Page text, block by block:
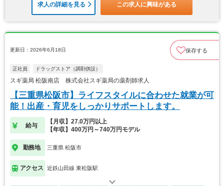
求人の詳細を見る この求人に興味がある
更新日：2026年6月18日 保存する
正社員 ドラッグストア（調剤併設）
スギ薬局 松阪南店 株式会社スギ薬局の薬剤師求人
【三重県松阪市】ライフスタイルに合わせた就業が可
能！出産・育児をしっかりサポートします。
給与
【月収】27.0万円以上
【年収】400万円～740万円モデル
勤務地 三重県 松阪市
アクセス 近鉄山田線 東松阪駅